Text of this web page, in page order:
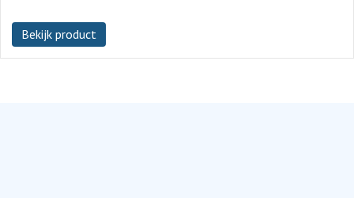
Bekijk product